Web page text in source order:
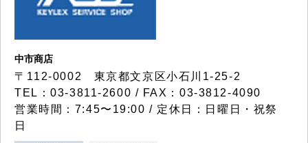
中市商店
〒112-0002 東京都文京区小石川1-25-2
TEL：03-3811-2600 / FAX：03-3812-4090
営業時間：7:45〜19:00 / 定休日：日曜日・祝祭
日